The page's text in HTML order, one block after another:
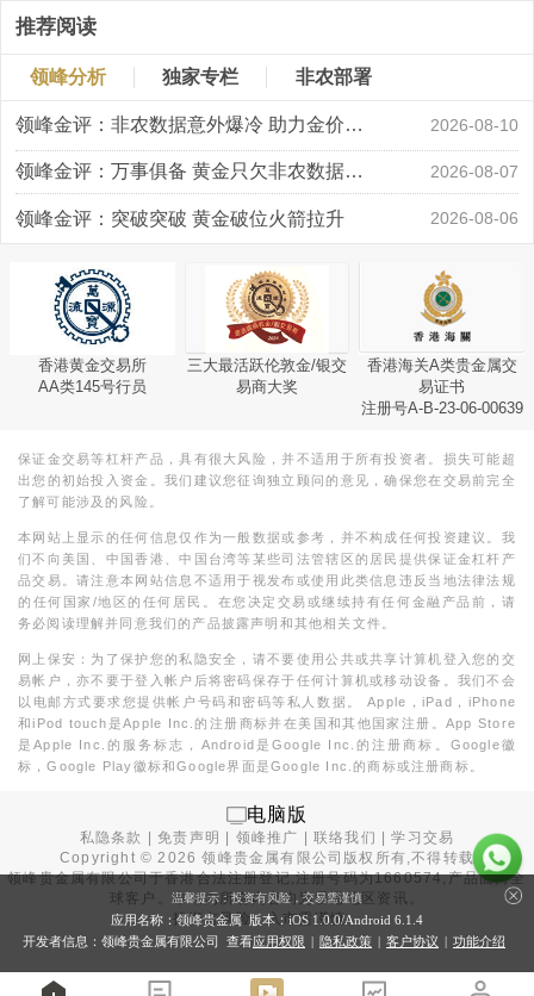
推荐阅读
领峰分析 独家专栏 非农部署
领峰金评：非农数据意外爆冷 助力金价大涨创新高 2026-08-10
领峰金评：万事俱备 黄金只欠非农数据“东风” 2026-08-07
领峰金评：突破突破 黄金破位火箭拉升 2026-08-06
香港黄金交易所
AA类145号行员
三大最活跃伦敦金/银交
易商大奖
香港海关A类贵金属交
易证书
注册号A-B-23-06-00639
保证金交易等杠杆产品，具有很大风险，并不适用于所有投资者。损失可能超
出您的初始投入资金。我们建议您征询独立顾问的意见，确保您在交易前完全
了解可能涉及的风险。
本网站上显示的任何信息仅作为一般数据或参考，并不构成任何投资建议。我
们不向美国、中国香港、中国台湾等某些司法管辖区的居民提供保证金杠杆产
品交易。请注意本网站信息不适用于视发布或使用此类信息违反当地法律法规
的任何国家/地区的任何居民。在您决定交易或继续持有任何金融产品前，请
务必阅读理解并同意我们的产品披露声明和其他相关文件。
网上保安：为了保护您的私隐安全，请不要使用公共或共享计算机登入您的交
易帐户，亦不要于登入帐户后将密码保存于任何计算机或移动设备。我们不会
以电邮方式要求您提供帐户号码和密码等私人数据。 Apple，iPad，iPhone
和iPod touch是Apple Inc.的注册商标并在美国和其他国家注册。App Store
是Apple Inc.的服务标志，Android是Google Inc.的注册商标。Google徽
标，Google Play徽标和Google界面是Google Inc.的商标或注册商标。
电脑版
私隐条款 |免责声明 领峰推广 |联络我们 |学习交易
Copyright ©2026 领峰贵金属有限公司版权所有,不得转载
领峰贵金属有限公司于香港合法注册登记,注册号码为1660574,产品面向全
球客户。本站内所有内容均为香港地区资讯。
投资有风险，入市需谨慎。
温馨提示：投资有风险，交易需谨慎
应用名称：领峰贵金属 版本：iOS 1.0.0/Android 6.1.4
开发者信息：领峰贵金属有限公司 查看应用权限 | 隐私政策 | 客户协议 | 功能介绍